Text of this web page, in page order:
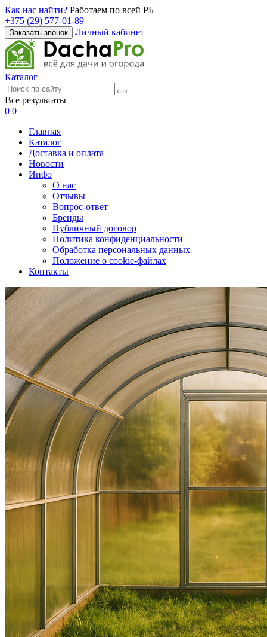
Как нас найти? Работаем по всей РБ
+375 (29) 577-01-89
Заказать звонок Личный кабинет
Каталог
Все результаты
0 0
Главная
Каталог
Доставка и оплата
Новости
Инфо
О нас
Отзывы
Вопрос-ответ
Бренды
Публичный договор
Политика конфиденциальности
Обработка персональных данных
Положение о cookie-файлах
Контакты